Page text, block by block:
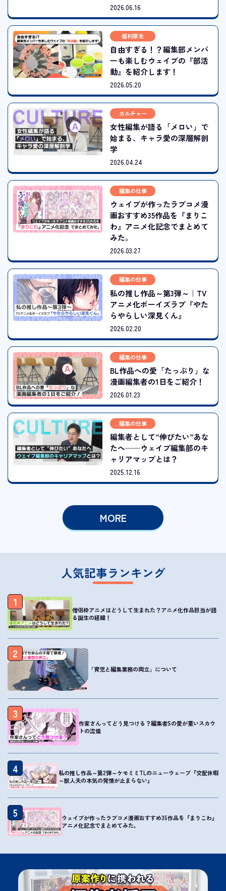
人気記事ランキング
1
僧侶枠アニメはどうして生まれた？アニメ化作品担当が語
る誕生の経緯！
2
「育児と編集業務の両立」について
3
作家さんってどう見つける？編集者Sの愛が重いスカウ
トの流儀
4
私の推し作品～第2弾～ケモミミTLのニューウェーブ『交配休暇
～獣人夫の本気の発情が止まらない』
5
ウェイブが作ったラブコメ漫画おすすめ35作品を『まりこわ』
アニメ化記念でまとめてみた。
2026.06.16
福利厚生
自由すぎる！？編集部メンバ
ーも楽しむウェイブの『部活
動』を紹介します！
2026.05.20
カルチャー
女性編集が語る「メロい」で
始まる、キャラ愛の深層解剖
学
2026.04.24
編集の仕事
ウェイブが作ったラブコメ漫
画おすすめ35作品を『まりこ
わ』アニメ化記念でまとめて
みた。
2026.03.27
編集の仕事
私の推し作品～第3弾～｜TV
アニメ化ボーイズラブ『やた
らやらしい深見くん』
2026.02.20
編集の仕事
BL作品への愛「たっぷり」な
漫画編集者の1日をご紹介！
2026.01.23
編集の仕事
編集者として“伸びたい”あな
たへ──ウェイブ編集部のキ
ャリアマップとは？
2025.12.16
MORE